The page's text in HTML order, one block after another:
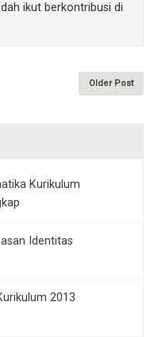
ikut berkontribusi di
Older Post
Kurikulum
Identitas
2013